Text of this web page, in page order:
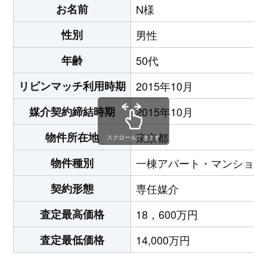
お名前
N様
性別
男性
年齢
50代
リビンマッチ利用時期
2015年10月
媒介契約締結時期
2015年10月
物件所在地
東京都
物件種別
一棟アパート・マンション
契約形態
専任媒介
査定最高価格
18，600万円
査定最低価格
14,000万円
スクロールできます